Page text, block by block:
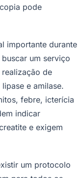
pode
importante durante
um serviço
de
e amilase.
febre, icterícia
indicar
e exigem
um protocolo